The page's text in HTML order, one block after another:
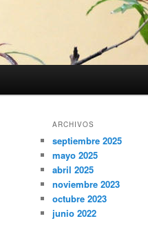
ARCHIVOS
septiembre 2025
mayo 2025
abril 2025
noviembre 2023
octubre 2023
junio 2022